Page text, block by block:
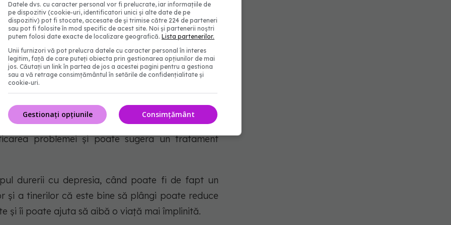
fi un semn al unei probleme, mai ales dacă se
motiv aparent, sau când plânsul începe să
În schimb, persoanele care suferă de
să nu fie de fapt capabile să plângă, chiar și
situații, cel mai bine ar fi să consultați un
problemei și poate sugera un tratament
durerii cu depresia, când poate fi de fapt un
și a tinerilor că este bine să plângi poate reduce
și îi poate ajuta să aibă o viață mai împlinită.
Datele dvs. cu caracter personal vor fi prelucrate, iar informațiile de
pe dispozitiv (cookie-uri, identificatori unici și alte date de pe
dispozitiv) pot fi stocate, accesate de și trimise către 224 de parteneri
sau pot fi folosite în mod specific de acest site. Noi și partenerii noștri
putem folosi date exacte de localizare geografică. Lista partenerilor.
Unii furnizori vă pot prelucra datele cu caracter personal în interes
legitim, față de care puteți obiecta prin gestionarea opțiunilor de mai
jos. Căutați un link în partea de jos a acestei pagini pentru a gestiona
sau a vă retrage consimțământul în setările de confidențialitate și
cookie-uri.
Consimțământ
Gestionați opțiunile